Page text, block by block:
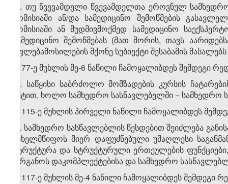
„5. თუ წვევამდელი წვევამდელთა ეროვნულ
კომისიაში ან/და სამედიცინო შემოწმების
კომისიაში ან მუდმივმოქმედ სამედიცინო
სამედიცინო შემოწმებას (მათ შორის, თავს
უფლებამოსილების მქონე სუბიექტი შესაბამის
2. 77-ე მუხლის მე-6 ნაწილი ჩამოყალიბდეს შემდეგი
„6. საწყისი საბრძოლო მომზადების კურსის
აქტით, ხოლო სამხედრო სასწავლებელში − სამხედრო
3. 115-ე მუხლის პირველი ნაწილი ჩამოყალიბდეს
„1. სამხედრო სასწავლებლის წესდებით შეიძლება
სახელმწიფოს მიერ დაფუძნებული უმაღლესი
სტრუქტურა და სტრუქტურული ერთეულების
ორგანოს დაკომპლექტებისა და სამხედრო
4. 117-ე მუხლის მე-4 ნაწილი ჩამოყალიბდეს შემდეგი